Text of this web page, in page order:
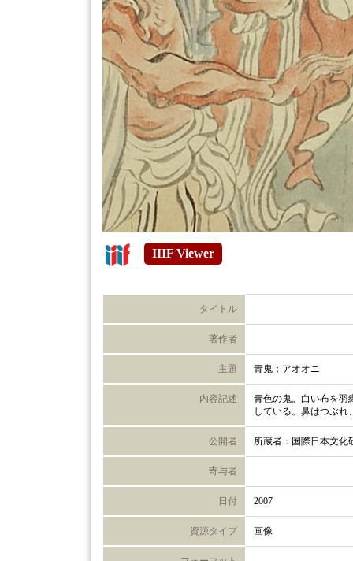
IIIF Viewer
タイトル
著作者
主題 青鬼；アオオニ
内容記述
青色の鬼。白い布を羽
している。鼻はつぶ
公開者 所蔵者：国際日本文化
寄与者
日付 2007
資源タイプ 画像